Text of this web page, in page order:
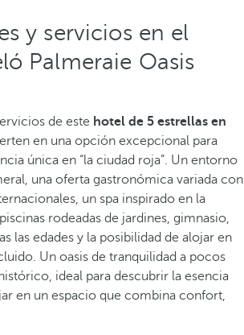
y servicios en el
Palmeraie Oasis
de este hotel de 5 estrellas en
en una opción excepcional para
única en “la ciudad roja”. Un entorno
una oferta gastronómica variada con
un spa inspirado en la
rodeadas de jardines, gimnasio,
las edades y la posibilidad de alojar en
Un oasis de tranquilidad a pocos
ideal para descubrir la esencia
en un espacio que combina confort,